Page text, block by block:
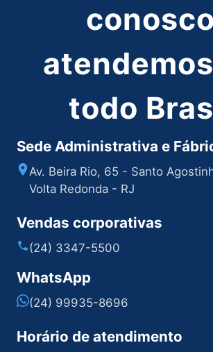
todo
Sede Administrativa e
Av. Beira Rio, 65 - Santo
Volta Redonda - RJ
Vendas corporativas
(24) 3347-5500
WhatsApp
(24) 99935-8696
Horário de atendimento